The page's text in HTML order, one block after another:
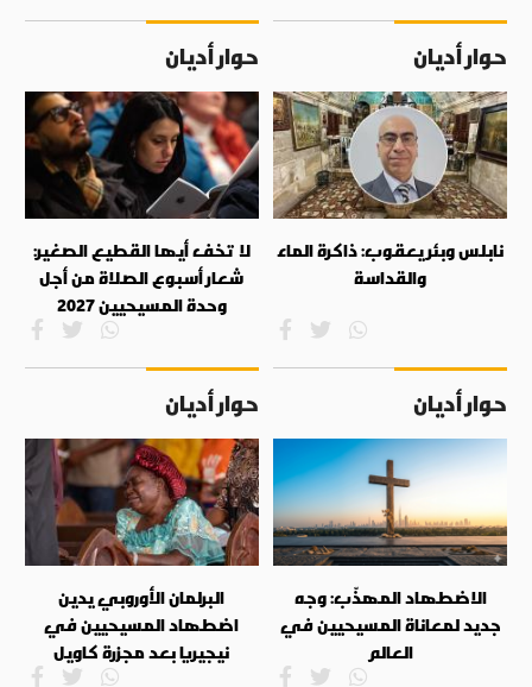
حوار أديان
نابلس وبئر يعقوب: ذاكرة الماء
والقداسة
حوار أديان
لا تخف أيها القطيع الصغير:
شعار أسبوع الصلاة من أجل
وحدة المسيحيين 2027
حوار أديان
الاضطهاد المهذّب: وجه
جديد لمعاناة المسيحيين في
العالم
حوار أديان
البرلمان الأوروبي يدين
اضطهاد المسيحيين في
نيجيريا بعد مجزرة كاويل